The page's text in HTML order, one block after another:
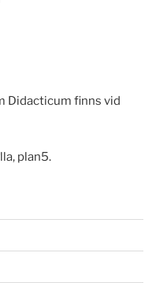
Didacticum finns vid
plan5.